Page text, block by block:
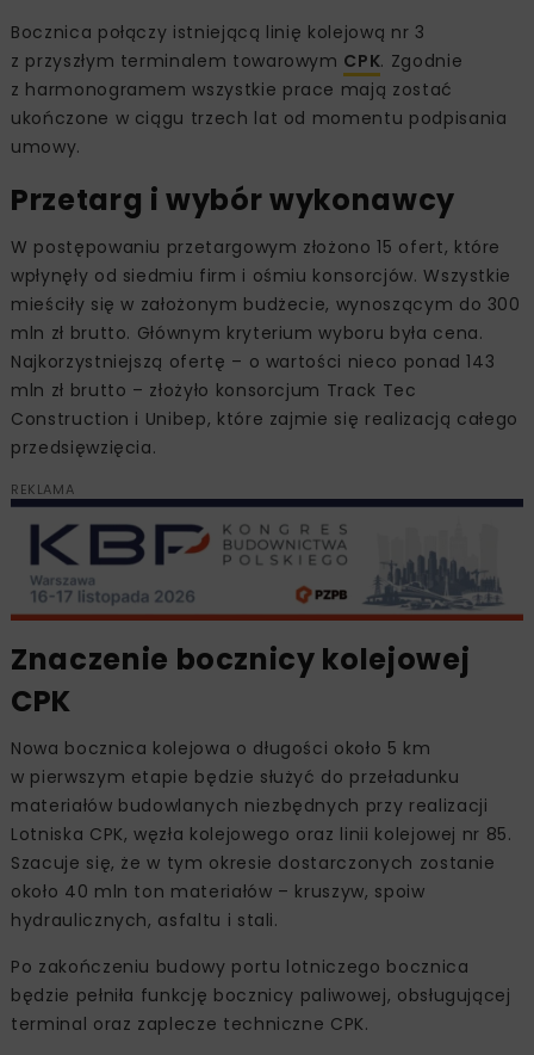
Bocznica połączy istniejącą linię kolejową nr 3
z przyszłym terminalem towarowym CPK. Zgodnie
z harmonogramem wszystkie prace mają zostać
ukończone w ciągu trzech lat od momentu podpisania
umowy.
Przetarg i wybór wykonawcy
W postępowaniu przetargowym złożono 15 ofert, które
wpłynęły od siedmiu firm i ośmiu konsorcjów. Wszystkie
mieściły się w założonym budżecie, wynoszącym do 300
mln zł brutto. Głównym kryterium wyboru była cena.
Najkorzystniejszą ofertę – o wartości nieco ponad 143
mln zł brutto – złożyło konsorcjum Track Tec
Construction i Unibep, które zajmie się realizacją całego
przedsięwzięcia.
REKLAMA
Znaczenie bocznicy kolejowej
CPK
Nowa bocznica kolejowa o długości około 5 km
w pierwszym etapie będzie służyć do przeładunku
materiałów budowlanych niezbędnych przy realizacji
Lotniska CPK, węzła kolejowego oraz linii kolejowej nr 85.
Szacuje się, że w tym okresie dostarczonych zostanie
około 40 mln ton materiałów – kruszyw, spoiw
hydraulicznych, asfaltu i stali.
Po zakończeniu budowy portu lotniczego bocznica
będzie pełniła funkcję bocznicy paliwowej, obsługującej
terminal oraz zaplecze techniczne CPK.